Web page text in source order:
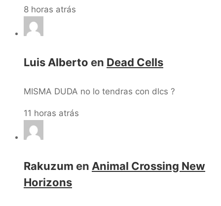
8 horas atrás
Luis Alberto en Dead Cells
MISMA DUDA no lo tendras con dlcs ?
11 horas atrás
Rakuzum en Animal Crossing New
Horizons